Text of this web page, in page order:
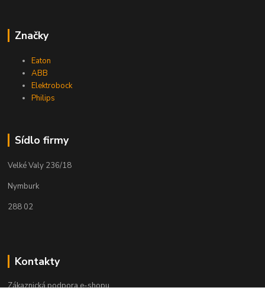
Značky
Eaton
ABB
Elektrobock
Philips
Sídlo firmy
Velké Valy 236/18
Nymburk
288 02
Kontakty
Zákaznická podpora e-shopu